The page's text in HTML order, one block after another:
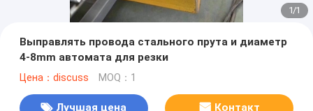
1/1
Выправлять провода стального прута и диаметр
4-8mm автомата для резки
Цена：discuss MOQ：1
Лучшая цена Контакт